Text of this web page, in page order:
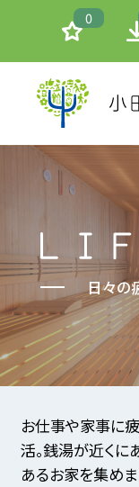
0
日々の
お仕事や家事に
活。銭湯が近くに
あるお家を集めま